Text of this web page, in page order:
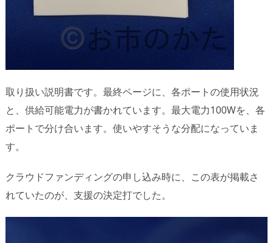
取り扱い説明書です。最終ページに、各ポートの使用状況
と、供給可能電力が書かれています。最大電力100Wを、各
ポートで分け合います。使いやすそうな分配になっていま
す。
クラウドファンディングの申し込み時に、この表が掲載さ
れていたのが、支援の決定打でした。